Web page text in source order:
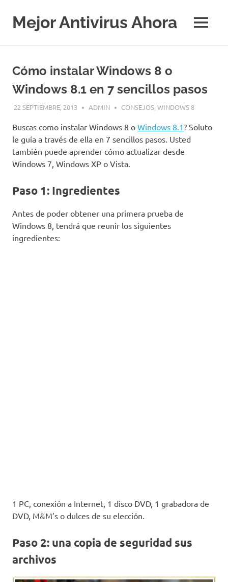
contenido
Mejor Antivirus Ahora MENÚ
Cómo instalar Windows 8 o
Windows 8.1 en 7 sencillos pasos
22 SEPTIEMBRE, 2013 ADMIN CONSEJOS,WINDOWS 8
Buscas como instalar Windows 8 o Windows 8.1? Soluto
le guía a través de ella en 7 sencillos pasos. Usted
también puede aprender cómo actualizar desde
Windows 7, Windows XP o Vista.
Paso 1: Ingredientes
Antes de poder obtener una primera prueba de
Windows 8, tendrá que reunir los siguientes
ingredientes:
1 PC, conexión a Internet, 1 disco DVD, 1 grabadora de
DVD, M&M’s o dulces de su elección.
Paso 2: una copia de seguridad sus
archivos